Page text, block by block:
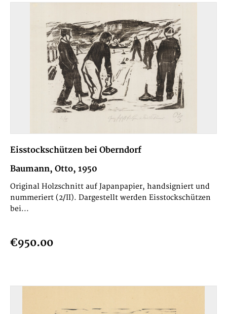
Eisstockschützen bei Oberndorf
Baumann, Otto, 1950
Original Holzschnitt auf Japanpapier, handsigniert und
nummeriert (2/II). Dargestellt werden Eisstockschützen
bei...
€950.00